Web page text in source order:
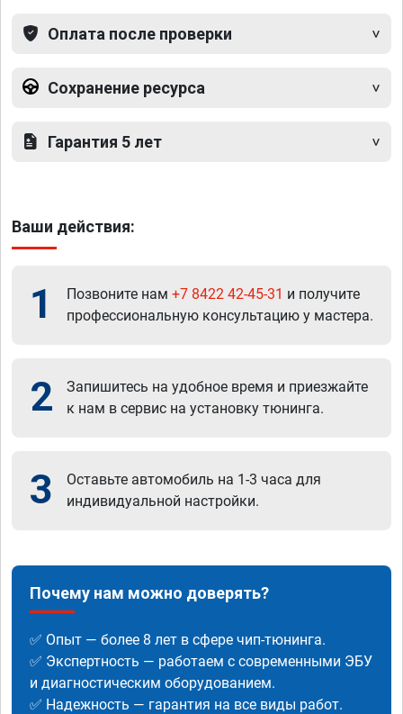
Оплата после проверки
Сохранение ресурса
Гарантия 5 лет
Ваши действия:
1 Позвоните нам +7 8422 42-45-31 и получите
профессиональную консультацию у мастера.
2
Запишитесь на удобное время и приезжайте
к нам в сервис на установку тюнинга.
3
Оставьте автомобиль на 1-3 часа для
индивидуальной настройки.
Почему нам можно доверять?
✅ Опыт — более 8 лет в сфере чип-тюнинга.
✅ Экспертность — работаем с современными ЭБУ
и диагностическим оборудованием.
✅ Надежность — гарантия на все виды работ.